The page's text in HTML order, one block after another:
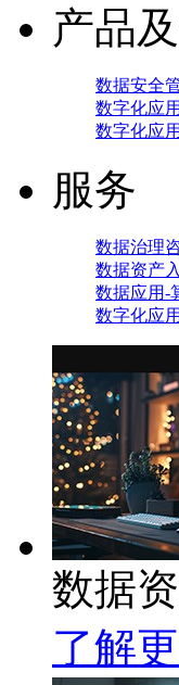
产品
数据安全
数字化应
数字化应
服务
数据治理
数据资产
数据应用-
数字化应
数据
了解